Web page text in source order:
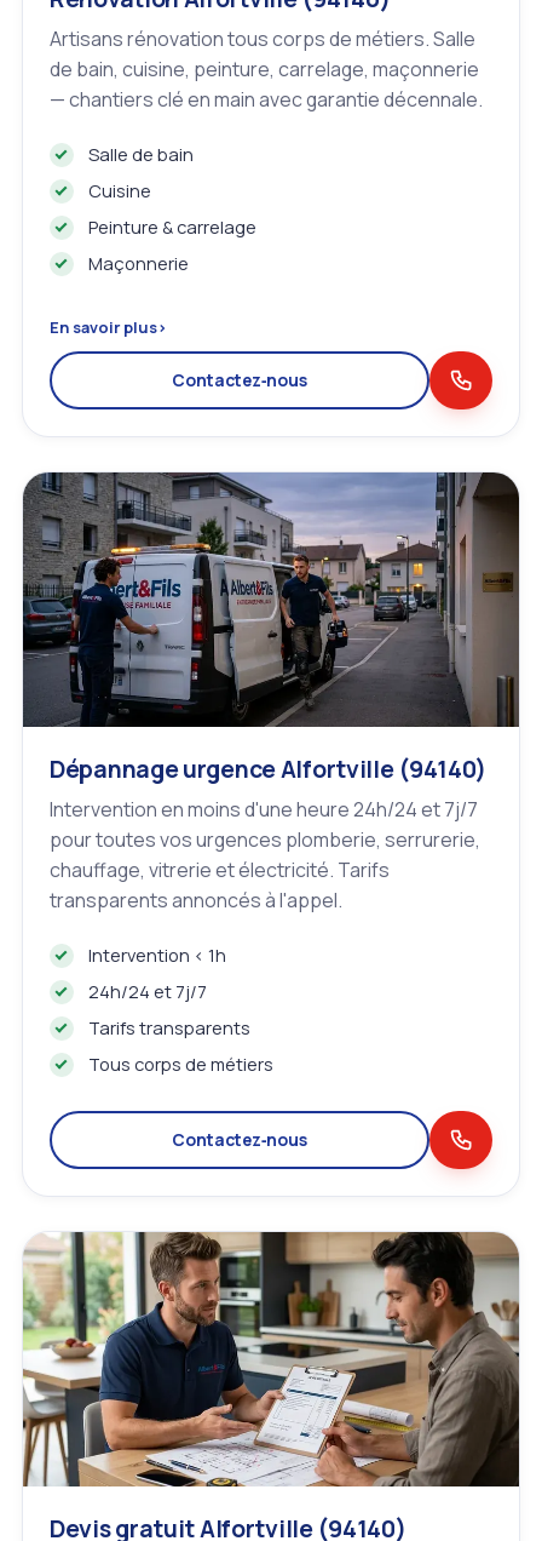
Artisans rénovation tous corps de métiers. Salle
de bain, cuisine, peinture, carrelage, maçonnerie
— chantiers clé en main avec garantie décennale.
Salle de bain
Cuisine
Peinture & carrelage
Maçonnerie
En savoir plus›
Contactez‑nous
Dépannage urgence Alfortville (94140)
Intervention en moins d'une heure 24h/24 et 7j/7
pour toutes vos urgences plomberie, serrurerie,
chauffage, vitrerie et électricité. Tarifs
transparents annoncés à l'appel.
Intervention < 1h
24h/24 et 7j/7
Tarifs transparents
Tous corps de métiers
Contactez‑nous
Devis gratuit Alfortville (94140)